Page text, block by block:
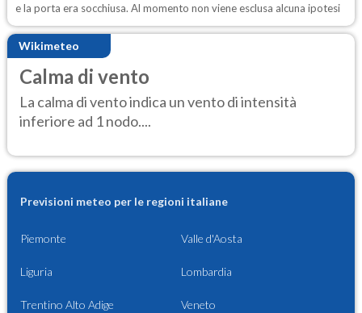
e la porta era socchiusa. Al momento non viene esclusa alcuna ipotesi
Wikimeteo
Calma di vento
La calma di vento indica un vento di intensità
inferiore ad 1 nodo....
Previsioni meteo per le regioni italiane
Piemonte Valle d'Aosta
Liguria Lombardia
Trentino Alto Adige Veneto